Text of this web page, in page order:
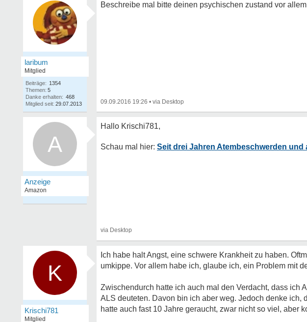
laribum
Mitglied
Beiträge: 1354
Themen: 5
Danke erhalten: 468
Mitglied seit: 29.07.2013
Beschreibe mal bitte deinen psychischen zustand vor
09.09.2016 19:26 •
A Seit drei Jahren Atembeschwerden und
K
Krischi781
Mitglied
Ich habe halt Angst, eine schwere Krankheit zu haben.
umkippe. Vor allem habe ich, glaube ich, ein Problem mit
Zwischendurch hatte ich auch mal den Verdacht, dass ich
ALS deuteten. Davon bin ich aber weg. Jedoch denke
hatte auch fast 10 Jahre geraucht, zwar nicht so viel, aber